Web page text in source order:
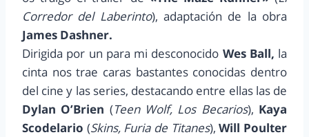
Corredor del Laberinto), adaptación de la obra
James Dashner.
Dirigida por un para mi desconocido Wes Ball, la
cinta nos trae caras bastantes conocidas dentro
del cine y las series, destacando entre ellas las de
Dylan O’Brien (Teen Wolf, Los Becarios), Kaya
Scodelario (Skins, Furia de Titanes),Will Poulter